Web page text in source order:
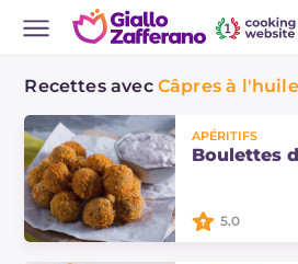
Recettes avec Câpres à l'huile
APÉRITIFS
Boulettes
5.0